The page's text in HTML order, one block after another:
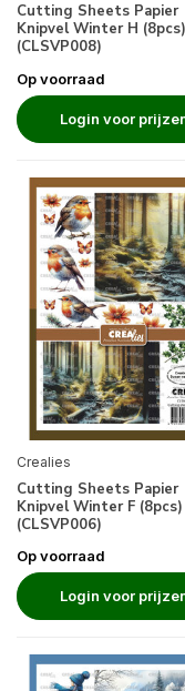
Cutting Sheets Papier
Knipvel Winter H (8pcs)
(CLSVP008)
Op voorraad
Login voor
Crealies
Cutting Sheets Papier
Knipvel Winter F (8pcs)
(CLSVP006)
Op voorraad
Login voor